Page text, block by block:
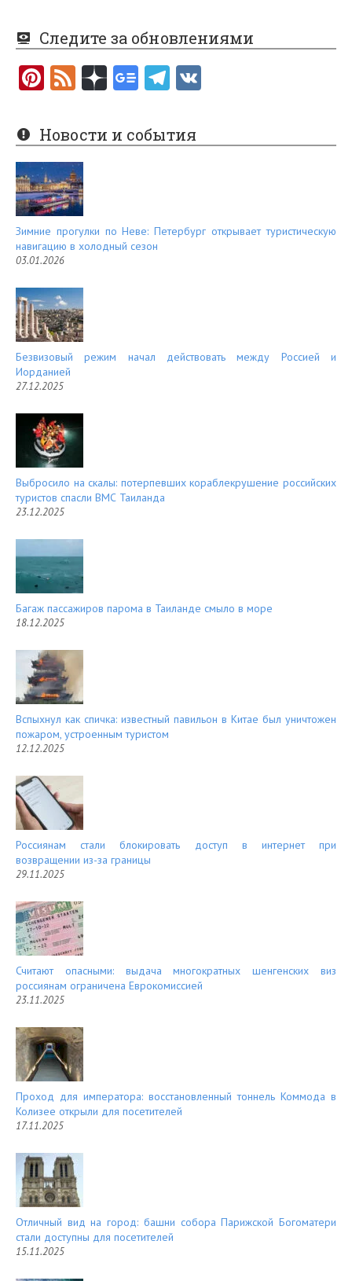
Следите за обновлениями
Pi
er
es
t
F
e
d
Новости и события
Зимние прогулки по Неве: Петербург открывает туристическую
навигацию в холодный сезон
03.01.2026
Безвизовый режим начал действовать между Россией и
Иорданией
27.12.2025
Выбросило на скалы: потерпевших кораблекрушение российских
туристов спасли ВМС Таиланда
23.12.2025
Багаж пассажиров парома в Таиланде смыло в море
18.12.2025
Вспыхнул как спичка: известный павильон в Китае был уничтожен
пожаром, устроенным туристом
12.12.2025
Россиянам стали блокировать доступ в интернет при
возвращении из-за границы
29.11.2025
Считают опасными: выдача многократных шенгенских виз
россиянам ограничена Еврокомиссией
23.11.2025
Проход для императора: восстановленный тоннель Коммода в
Колизее открыли для посетителей
17.11.2025
Отличный вид на город: башни собора Парижской Богоматери
стали доступны для посетителей
15.11.2025